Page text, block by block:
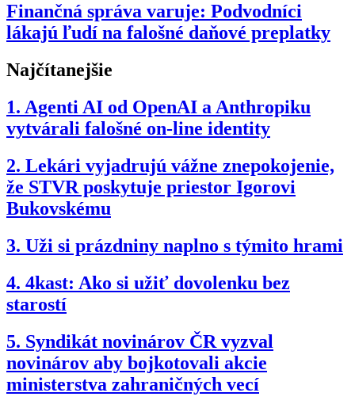
Finančná správa varuje: Podvodníci
lákajú ľudí na falošné daňové preplatky
Najčítanejšie
1. Agenti AI od OpenAI a Anthropiku
vytvárali falošné on-line identity
2. Lekári vyjadrujú vážne znepokojenie,
že STVR poskytuje priestor Igorovi
Bukovskému
3. Uži si prázdniny naplno s týmito hrami
4. 4kast: Ako si užiť dovolenku bez
starostí
5. Syndikát novinárov ČR vyzval
novinárov aby bojkotovali akcie
ministerstva zahraničných vecí